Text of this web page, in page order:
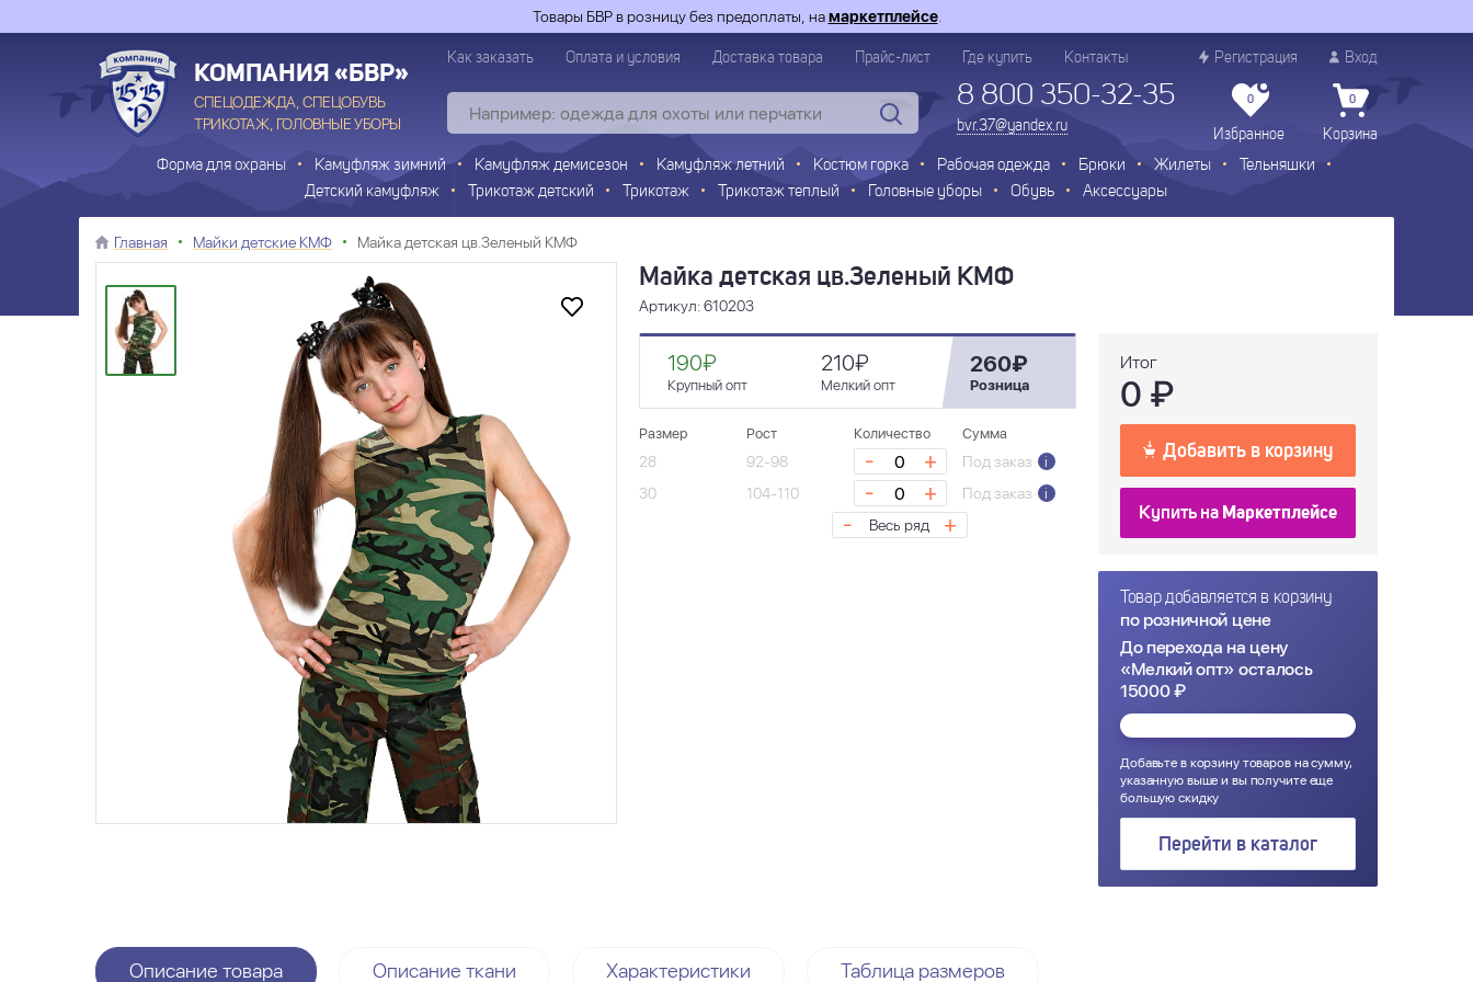
Товары БВР в розницу без предоплаты, намаркетплейсе.
КОМПАНИЯ «БВР»
СПЕЦОДЕЖДА, СПЕЦОБУВЬ
ТРИКОТАЖ, ГОЛОВНЫЕ УБОРЫ
Как заказать Оплата и условия Доставка товара Прайс-лист Где купить Контакты Регистрация Вход
8 800 350-32-35
bvr.37@yandex.ru
0
Избранное
0
Корзина
Форма для охраны Камуфляж зимний Камуфляж демисезон Камуфляж летний Костюм горка Рабочая одежда Брюки Жилеты
Тельняшки
Детский камуфляж
Трикотаж детский Трикотаж Трикотаж теплый Головные уборы Обувь Аксессуары
Главная Майки детские КМФ Майка детская цв.Зеленый КМФ
Майка детская цв.Зеленый КМФ
Артикул: 610203
190₽
Крупный опт
210₽
Мелкий опт
260₽
Розница
Размер Рост Количество Сумма
28 92-98 - + Под заказ
i
30
104-110 - + Под заказ i
- Весь ряд +
Итог
0 ₽
Добавить в корзину
Купить на Маркетплейсе
Товар добавляется в корзину
по розничной цене
До перехода на цену
«Мелкий опт» осталось
15000 ₽
Добавьте в корзину товаров на сумму,
указанную выше и вы получите еще
большую скидку
Перейти в каталог
Описание товара Описание ткани Характеристики Таблица размеров